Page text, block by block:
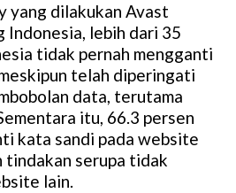
yang dilakukan Avast
Indonesia, lebih dari 35
tidak pernah mengganti
telah diperingati
data, terutama
itu, 66.3 persen
kata sandi pada website
tindakan serupa tidak
lain.